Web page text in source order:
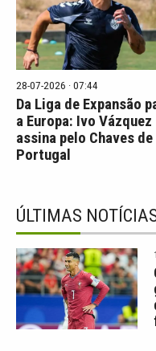
28-07-2026 · 07:44
Da Liga de Expansão
a Europa: Ivo Vázquez
assina pelo Chaves de
Portugal
ÚLTIMAS